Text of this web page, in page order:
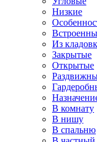
Низкие
Из
Закрытые
Открытые
В комнату
В нишу
В спальню